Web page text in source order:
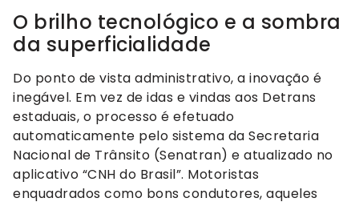
O brilho tecnológico e a sombra
da superficialidade
Do ponto de vista administrativo, a inovação é
inegável. Em vez de idas e vindas aos Detrans
estaduais, o processo é efetuado
automaticamente pelo sistema da Secretaria
Nacional de Trânsito (Senatran) e atualizado no
aplicativo “CNH do Brasil”. Motoristas
enquadrados como bons condutores, aqueles